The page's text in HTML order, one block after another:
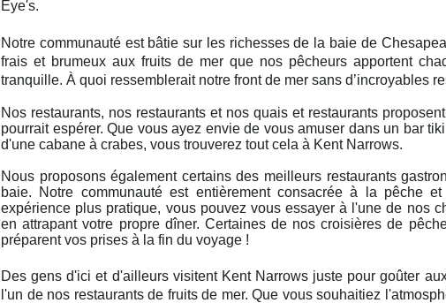
Eye's.
Notre communauté est bâtie sur les richesses de la baie de
frais et brumeux aux fruits de mer que nos pêcheurs apportent
tranquille. À quoi ressemblerait notre front de mer sans d’incroyables
Nos restaurants, nos restaurants et nos quais et restaurants
pourrait espérer. Que vous ayez envie de vous amuser dans un bar
d'une cabane à crabes, vous trouverez tout cela à Kent Narrows.
Nous proposons également certains des meilleurs restaurants
baie. Notre communauté est entièrement consacrée à la pêche
expérience plus pratique, vous pouvez vous essayer à l'une de nos
en attrapant votre propre dîner. Certaines de nos croisières de
préparent vos prises à la fin du voyage !
Des gens d'ici et d'ailleurs visitent Kent Narrows juste pour goûter
l'un de nos restaurants de fruits de mer. Que vous souhaitiez